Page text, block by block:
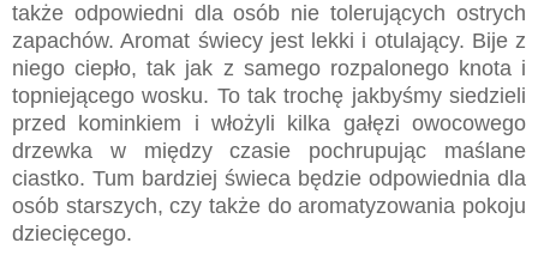
także odpowiedni dla osób nie tolerujących ostrych
zapachów. Aromat świecy jest lekki i otulający. Bije z
niego ciepło, tak jak z samego rozpalonego knota i
topniejącego wosku. To tak trochę jakbyśmy siedzieli
przed kominkiem i włożyli kilka gałęzi owocowego
drzewka w między czasie pochrupując maślane
ciastko. Tum bardziej świeca będzie odpowiednia dla
osób starszych, czy także do aromatyzowania pokoju
dziecięcego.